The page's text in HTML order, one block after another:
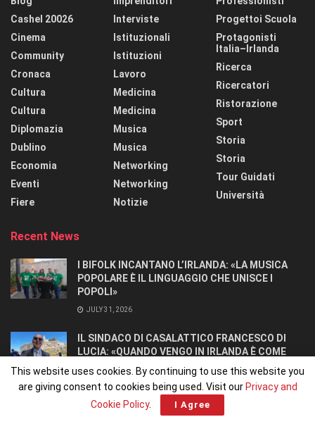
Cashel 20026
Cinema
Community
Cronaca
Cultura
Cultura
Diplomazia
Dublino
Economia
Eventi
Fiere
Interviste
Istituzionali
Istituzioni
Lavoro
Medicina
Medicina
Musica
Musica
Networking
Networking
Notizie
Progettoi Scuola
Protagonisti
Italia–Irlanda
Ricerca
Ricercatori
Ristorazione
Sport
Storia
Storia
Tour Guidati
Università
Recent News
I BIFOLK INCANTANO L’IRLANDA: «LA MUSICA
POPOLARE È IL LINGUAGGIO CHE UNISCE I
POPOLI»
JULY 31, 2026
IL SINDACO DI CASALATTICO FRANCESCO DI
LUCIA: «QUANDO VENGO IN IRLANDA È COME
TORNARE A CASA».
JULY 27, 2026
This website uses cookies. By continuing to use this website you
are giving consent to cookies being used. Visit our Privacy and
Cookie Policy. I Agree